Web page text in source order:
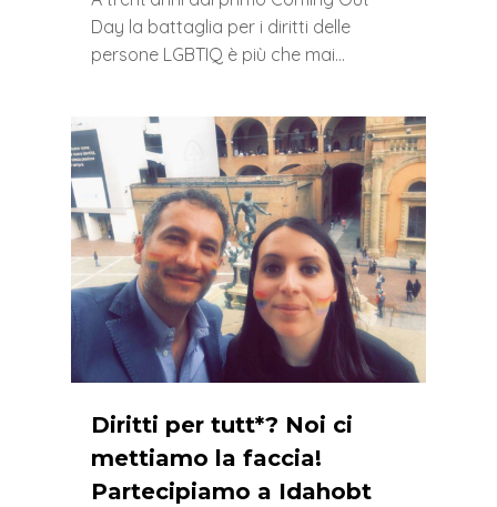
Day la battaglia per i diritti delle
persone LGBTIQ è più che mai…
Diritti per tutt*? Noi ci
mettiamo la faccia!
Partecipiamo a Idahobt